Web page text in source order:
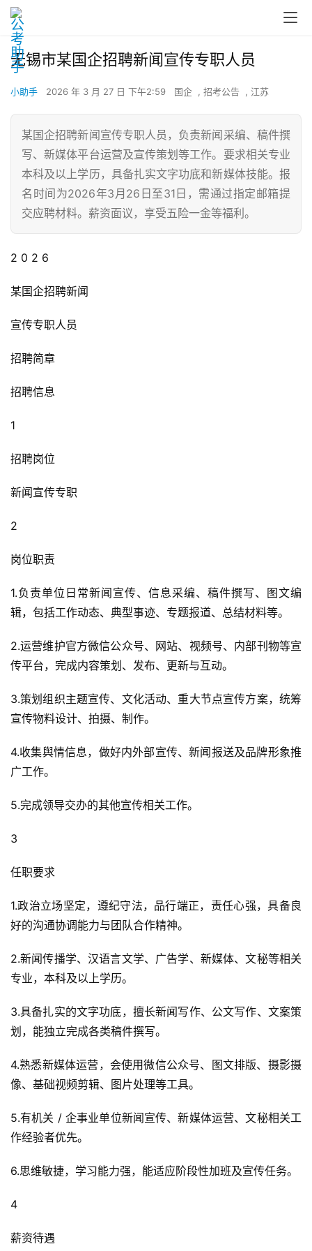
无锡市某国企招聘新闻宣传专职人员
小助手 2026 年 3 月 27 日 下午2:59 国企 , 招考公告 , 江苏
某国企招聘新闻宣传专职人员，负责新闻采编、稿件撰
写、新媒体平台运营及宣传策划等工作。要求相关专业
本科及以上学历，具备扎实文字功底和新媒体技能。报
名时间为2026年3月26日至31日，需通过指定邮箱提
交应聘材料。薪资面议，享受五险一金等福利。
2 0 2 6
某国企招聘新闻
宣传专职人员
招聘简章
招聘信息
1
招聘岗位
新闻宣传专职
2
岗位职责
1.负责单位日常新闻宣传、信息采编、稿件撰写、图文编
辑，包括工作动态、典型事迹、专题报道、总结材料等。
2.运营维护官方微信公众号、网站、视频号、内部刊物等宣
传平台，完成内容策划、发布、更新与互动。
3.策划组织主题宣传、文化活动、重大节点宣传方案，统筹
宣传物料设计、拍摄、制作。
4.收集舆情信息，做好内外部宣传、新闻报送及品牌形象推
广工作。
5.完成领导交办的其他宣传相关工作。
3
任职要求
1.政治立场坚定，遵纪守法，品行端正，责任心强，具备良
好的沟通协调能力与团队合作精神。
2.新闻传播学、汉语言文学、广告学、新媒体、文秘等相关
专业，本科及以上学历。
3.具备扎实的文字功底，擅长新闻写作、公文写作、文案策
划，能独立完成各类稿件撰写。
4.熟悉新媒体运营，会使用微信公众号、图文排版、摄影摄
像、基础视频剪辑、图片处理等工具。
5.有机关 / 企事业单位新闻宣传、新媒体运营、文秘相关工
作经验者优先。
6.思维敏捷，学习能力强，能适应阶段性加班及宣传任务。
4
薪资待遇